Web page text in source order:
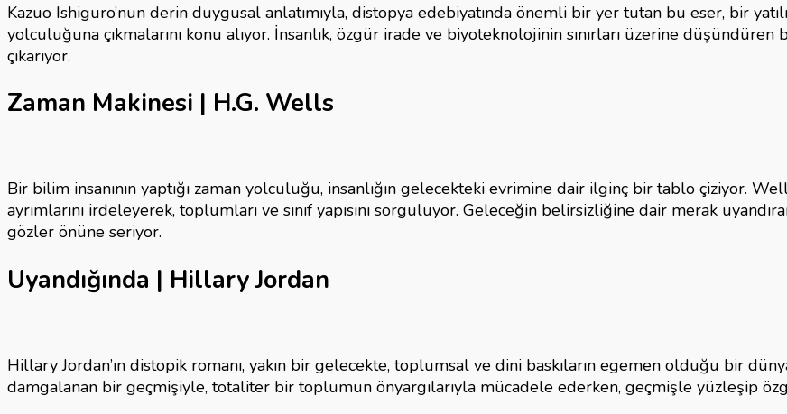
Kazuo Ishiguro’nun derin duygusal anlatımıyla, distopya edebiyatında önemli bir yer tutan bu eser, bir
yolculuğuna çıkmalarını konu alıyor. İnsanlık, özgür irade ve biyoteknolojinin sınırları üzerine
çıkarıyor.
Zaman Makinesi | H.G. Wells
Bir bilim insanının yaptığı zaman yolculuğu, insanlığın gelecekteki evrimine dair ilginç bir tablo çiziyor.
ayrımlarını irdeleyerek, toplumları ve sınıf yapısını sorguluyor. Geleceğin belirsizliğine dair merak
gözler önüne seriyor.
Uyandığında | Hillary Jordan
Hillary Jordan’ın distopik romanı, yakın bir gelecekte, toplumsal ve dini baskıların egemen olduğu bir
damgalanan bir geçmişiyle, totaliter bir toplumun önyargılarıyla mücadele ederken, geçmişle yüzleşip